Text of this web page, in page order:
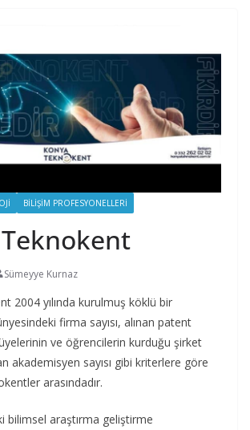
BILIŞIM PROFESYONELLERI
Sümeyye Kurnaz
2004 yılında kurulmuş köklü bir
firma sayısı, alınan patent
ve öğrencilerin kurduğu şirket
akademisyen sayısı gibi kriterlere göre
arasındadır.
bilimsel araştırma geliştirme